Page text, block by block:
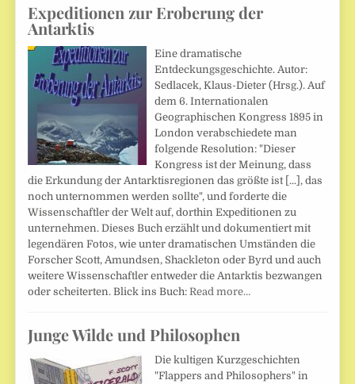
Expeditionen zur Eroberung der
Antarktis
Eine dramatische
Entdeckungsgeschichte. Autor:
Sedlacek, Klaus-Dieter (Hrsg.). Auf
dem 6. Internationalen
Geographischen Kongress 1895 in
London verabschiedete man
folgende Resolution: "Dieser
Kongress ist der Meinung, dass
die Erkundung der Antarktisregionen das größte ist [...], das
noch unternommen werden sollte", und forderte die
Wissenschaftler der Welt auf, dorthin Expeditionen zu
unternehmen. Dieses Buch erzählt und dokumentiert mit
legendären Fotos, wie unter dramatischen Umständen die
Forscher Scott, Amundsen, Shackleton oder Byrd und auch
weitere Wissenschaftler entweder die Antarktis bezwangen
oder scheiterten. Blick ins Buch: Read more…
Junge Wilde und Philosophen
Die kultigen Kurzgeschichten
"Flappers and Philosophers" in